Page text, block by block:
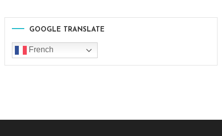
GOOGLE TRANSLATE
French